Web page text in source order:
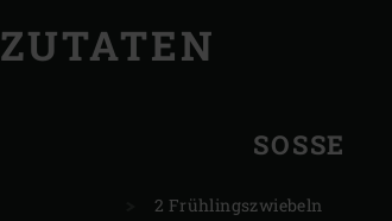
ZUTATEN
SOSSE
2 Frühlingszwiebeln